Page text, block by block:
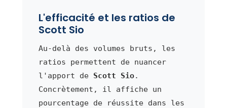
L'efficacité et les ratios de
Scott Sio
Au-delà des volumes bruts, les
ratios permettent de nuancer
l'apport de Scott Sio.
Concrètement, il affiche un
pourcentage de réussite dans les